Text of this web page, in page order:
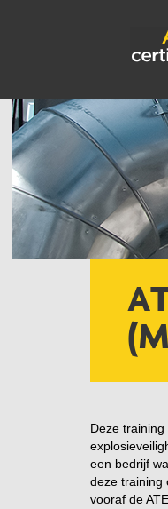
Deze
een bedrijf
deze training
vooraf de